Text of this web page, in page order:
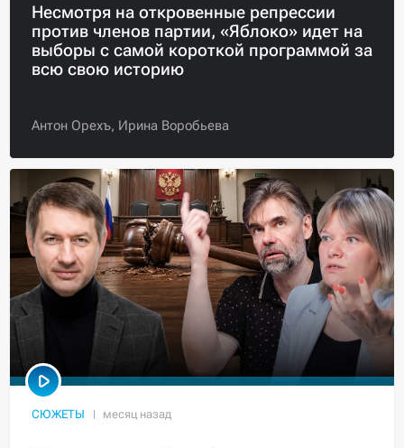
Несмотря на откровенные репрессии
против членов партии, «Яблоко» идет на
выборы с самой короткой программой за
всю свою историю
Антон Орехъ, Ирина Воробьева
СЮЖЕТЫ